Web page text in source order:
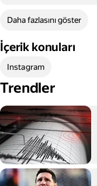
Daha fazlasını göster
İçerik konuları
Instagram
Trendler